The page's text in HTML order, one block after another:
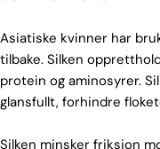
Asiatiske kvinner har
tilbake. Silken
protein og aminosyrer.
glansfullt, forhindre
Silken minsker friksjon